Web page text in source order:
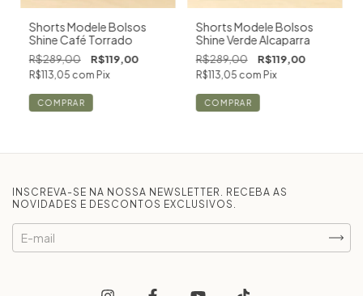
Shorts Modele Bolsos
Shine Café Torrado
R$289,00 R$119,00
R$113,05 com Pix
COMPRAR
Shorts Modele Bolsos
Shine Verde Alcaparra
R$289,00 R$119,00
R$113,05 com Pix
COMPRAR
INSCREVA-SE NA NOSSA NEWSLETTER. RECEBA AS
NOVIDADES E DESCONTOS EXCLUSIVOS.